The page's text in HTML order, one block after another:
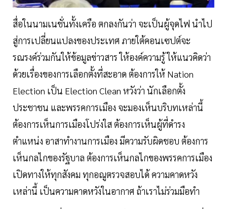
สื่อในนามเนชั่นทั้งเครือ ตกลงกันว่า จะเป็นผู้จุดไฟ นำไป
สู่การเปลี่ยนแปลงของประเทศ ภายใต้คอนเซปต์จะ
รณรงค์ร่วมกันให้ข้อมูลข่าวสาร ให้องค์ความรู้ ให้แนวคิดว่า
ด้วยเรื่องของการเลือกตั้งที่สะอาด ต้องการให้ Nation
Election เป็น Election Clean หวังว่า นักเลือกตั้ง
ประชาชน และพรรคการเมือง จะมองเห็นบริบทเหล่านี้
ต้องการเห็นการเมืองโปร่งใส ต้องการเห็นผู้ที่ดำรง
ตำแหน่ง อาสาทำงานการเมือง มีความรับผิดชอบ ต้องการ
เห็นกลไกของรัฐบาล ต้องการเห็นกลไกของพรรคการเมือง
เปิดทางให้ทุกสังคม ทุกอณูตรวจสอบได้ ความคาดหวัง
เหล่านี้ เป็นความคาดหวังในอากาศ ถ้าเราไม่ร่วมมือทำ